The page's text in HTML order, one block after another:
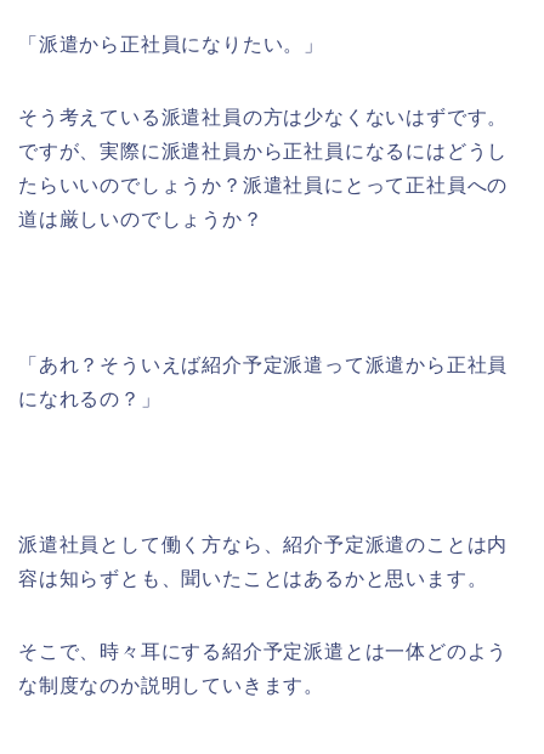
「派遣から正社員になりたい。」
そう考えている派遣社員の方は少なくないはずです。
ですが、実際に派遣社員から正社員になるにはどうし
たらいいのでしょうか？派遣社員にとって正社員への
道は厳しいのでしょうか？
「あれ？そういえば紹介予定派遣って派遣から正社員
になれるの？」
派遣社員として働く方なら、紹介予定派遣のことは内
容は知らずとも、聞いたことはあるかと思います。
そこで、時々耳にする紹介予定派遣とは一体どのよう
な制度なのか説明していきます。